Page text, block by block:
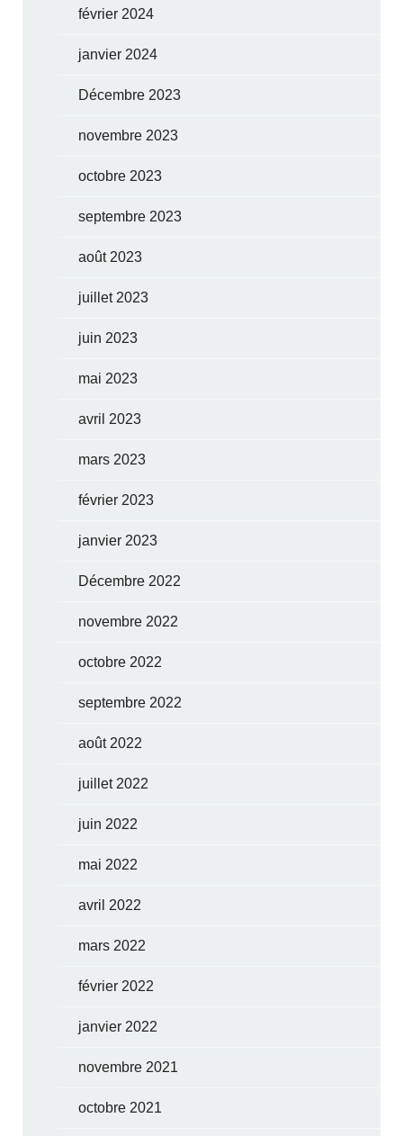
février 2024
janvier 2024
Décembre 2023
novembre 2023
octobre 2023
septembre 2023
août 2023
juillet 2023
juin 2023
mai 2023
avril 2023
mars 2023
février 2023
janvier 2023
Décembre 2022
novembre 2022
octobre 2022
septembre 2022
août 2022
juillet 2022
juin 2022
mai 2022
avril 2022
mars 2022
février 2022
janvier 2022
novembre 2021
octobre 2021